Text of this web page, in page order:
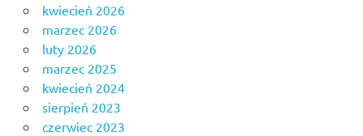
kwiecień 2026
marzec 2026
luty 2026
marzec 2025
kwiecień 2024
sierpień 2023
czerwiec 2023